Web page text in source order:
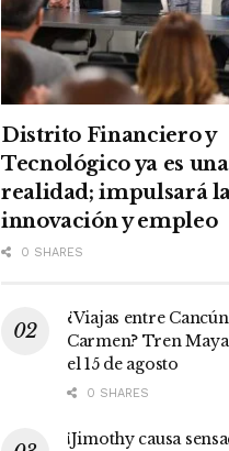
Distrito Financiero y
Tecnológico ya es una
realidad; impulsará
innovación y empleo
0 SHARES
¿Viajas entre
Carmen? Tren
el 15 de agosto
0 SHARES
¡Jimothy causa